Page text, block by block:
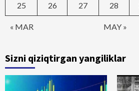
« MAR MAY »
25 26 27 28
Sizni qiziqtirgan yangiliklar